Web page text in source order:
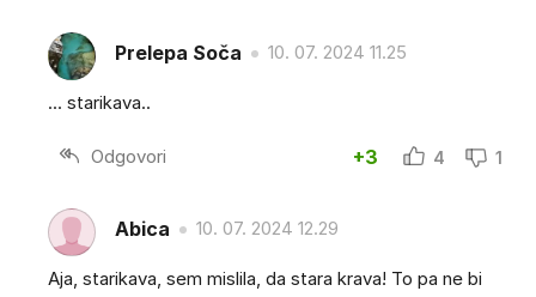
Prelepa Soča 10. 07. 2024 11.25
... starikava..
Odgovori +3 4 1
Abica 10. 07. 2024 12.29
Aja, starikava, sem mislila, da stara krava! To pa ne bi